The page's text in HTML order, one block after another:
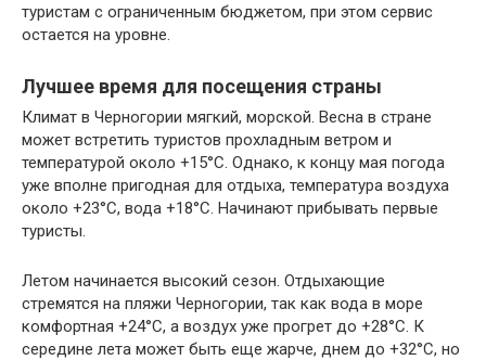
туристам с ограниченным бюджетом, при этом сервис
остается на уровне.
Лучшее время для посещения страны
Климат в Черногории мягкий, морской. Весна в стране
может встретить туристов прохладным ветром и
температурой около +15°С. Однако, к концу мая погода
уже вполне пригодная для отдыха, температура воздуха
около +23°С, вода +18°С. Начинают прибывать первые
туристы.
Летом начинается высокий сезон. Отдыхающие
стремятся на пляжи Черногории, так как вода в море
комфортная +24°С, а воздух уже прогрет до +28°С. К
середине лета может быть еще жарче, днем до +32°С, но